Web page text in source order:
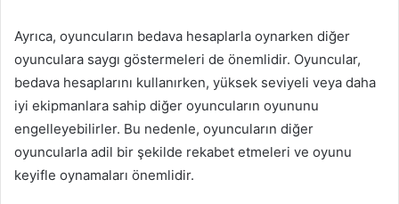
Ayrıca, oyuncuların bedava hesaplarla oynarken diğer
oyunculara saygı göstermeleri de önemlidir. Oyuncular,
bedava hesaplarını kullanırken, yüksek seviyeli veya daha
iyi ekipmanlara sahip diğer oyuncuların oyununu
engelleyebilirler. Bu nedenle, oyuncuların diğer
oyuncularla adil bir şekilde rekabet etmeleri ve oyunu
keyifle oynamaları önemlidir.